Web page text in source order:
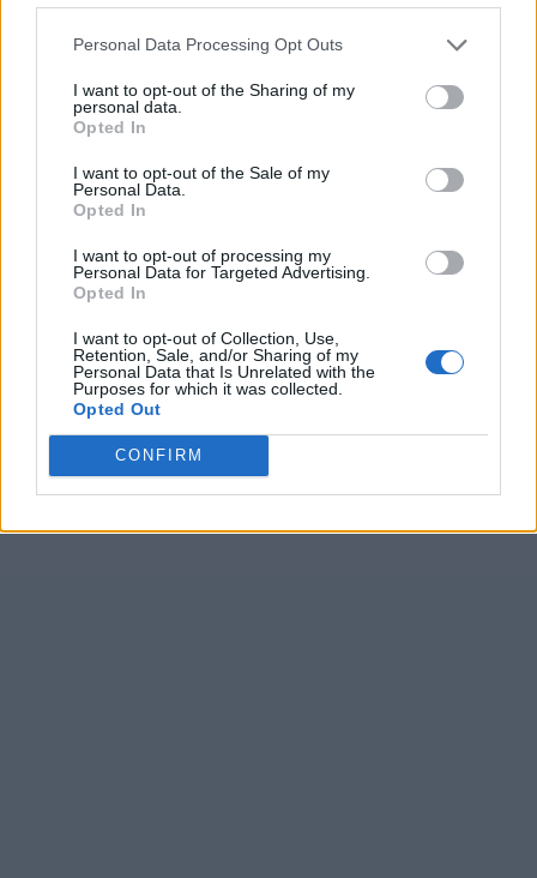
Personal Data Processing Opt Outs
I want to opt-out of the Sharing of my
personal data.
Opted In
I want to opt-out of the Sale of my
Personal Data.
Opted In
I want to opt-out of processing my
Personal Data for Targeted Advertising.
Opted In
I want to opt-out of Collection, Use,
Retention, Sale, and/or Sharing of my
Personal Data that Is Unrelated with the
Purposes for which it was collected.
Opted Out
CONFIRM